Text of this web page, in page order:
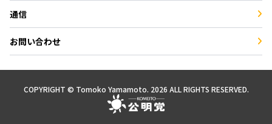
通信
お問い合わせ
COPYRIGHT © Tomoko Yamamoto. 2026 ALL RIGHTS RESERVED.